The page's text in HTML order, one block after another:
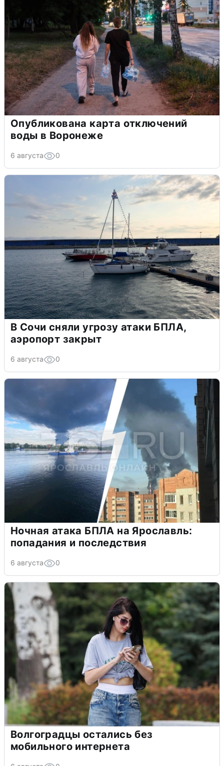
Опубликована карта отключений
воды в Воронеже
6 августа 0
В Сочи сняли угрозу атаки БПЛА,
аэропорт закрыт
6 августа 0
Ночная атака БПЛА на Ярославль:
попадания и последствия
6 августа 0
Волгоградцы остались без
мобильного интернета